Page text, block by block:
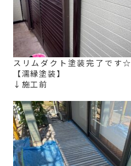
スリムダクト塗装完了です☆
【濡縁塗装】
↓施工前